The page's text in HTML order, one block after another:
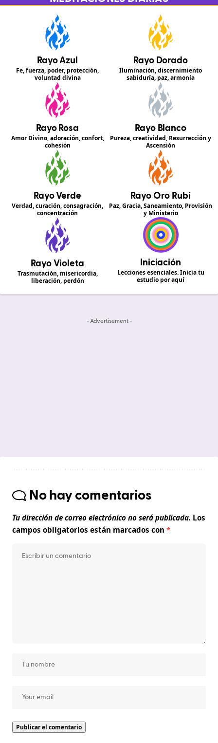
Rayo Azul
Fe, fuerza, poder, protección,
voluntad divina
Rayo Dorado
Iluminación, discernimiento
sabiduría, paz, armonía
Rayo Rosa
Amor Divino, adoración, confort,
cohesión
Rayo Blanco
Pureza, creatividad, Resurrección y
Ascensión
Rayo Verde
Verdad, curación, consagración,
concentración
Rayo Oro Rubí
Paz, Gracia, Saneamiento, Provisión
y Ministerio
Rayo Violeta
Trasmutación, misericordia,
liberación, perdón
Iniciación
Lecciones esenciales. Inicia tu
estudio por aquí
- Advertisement -
No hay comentarios
Tu dirección de correo electrónico no será publicada. Los
campos obligatorios están marcados con *